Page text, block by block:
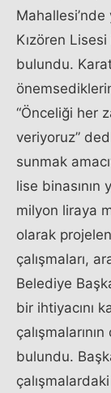
Kızören
bulundu.
“Önceliği her
veriyoruz”
sunmak
lise binasının
milyon liraya
olarak
çalışmaları,
Belediye
bir ihtiyacını
bulundu.